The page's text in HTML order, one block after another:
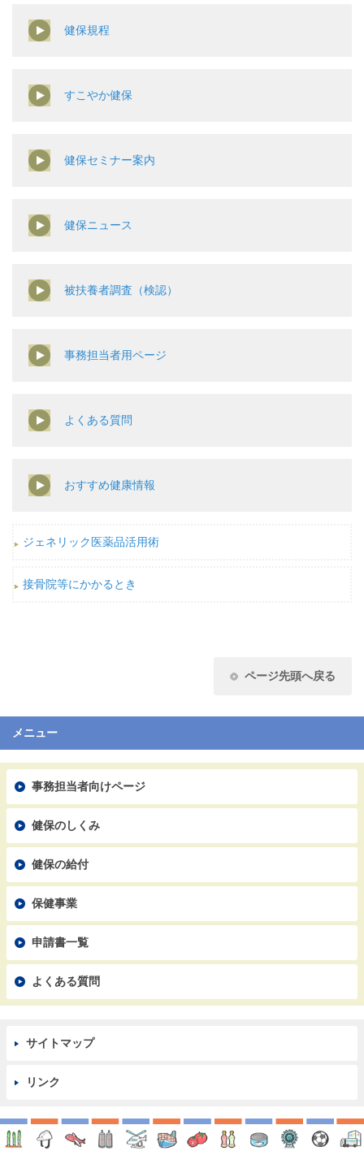
健保規程
すこやか健保
健保セミナー案内
健保ニュース
被扶養者調査（検認）
事務担当者用ページ
よくある質問
おすすめ健康情報
ジェネリック医薬品活用術
接骨院等にかかるとき
ページ先頭へ戻る
メニュー
事務担当者向けページ
健保のしくみ
健保の給付
保健事業
申請書一覧
よくある質問
サイトマップ
リンク